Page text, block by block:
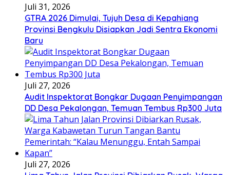
Juli 31, 2026
GTRA 2026 Dimulai, Tujuh Desa di Kepahiang
Provinsi Bengkulu Disiapkan Jadi Sentra Ekonomi
Baru
Juli 27, 2026
Audit Inspektorat Bongkar Dugaan Penyimpangan
DD Desa Pekalongan, Temuan Tembus Rp300 Juta
Juli 27, 2026